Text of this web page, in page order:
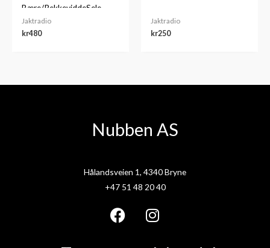
Bære/RekkeviddeSele
Jaktradio
kr480
Jaktradio
kr250
Nubben AS
Hålandsveien 1, 4340 Bryne
+47 51 48 20 40
F
I
n